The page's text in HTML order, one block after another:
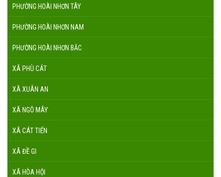
PHƯỜNG HOÀI NHƠN TÂY
PHƯỜNG HOÀI NHƠN NAM
PHƯỜNG HOÀI NHƠN BẮC
XÃ PHÙ CÁT
XÃ XUÂN AN
XÃ NGÔ MÂY
XÃ CÁT TIẾN
XÃ ĐỀ GI
XÃ HÒA HỘI